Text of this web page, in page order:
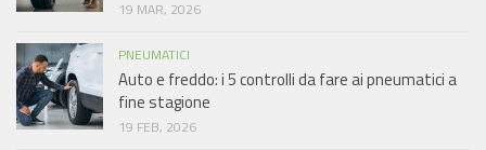
19 MAR, 2026
PNEUMATICI
Auto e freddo: i 5 controlli da fare ai pneumatici a
fine stagione
19 FEB, 2026